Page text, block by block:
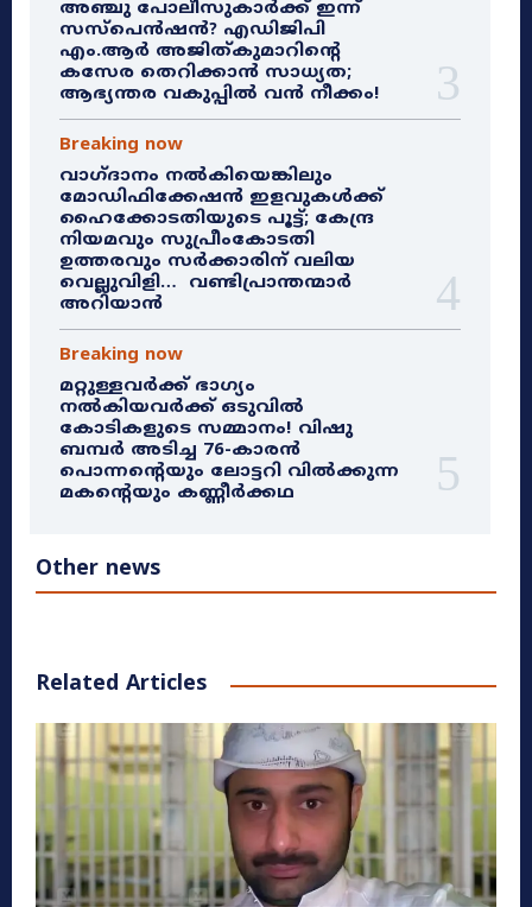
അഞ്ചു പോലീസുകാർക്ക് ഇന്ന്
സസ്‌പെൻഷൻ? എഡിജിപി
എം.ആർ അജിത്കുമാറിൻ്റെ
കസേര തെറിക്കാൻ സാധ്യത;
ആഭ്യന്തര വകുപ്പിൽ വൻ നീക്കം!
Breaking now
വാഗ്ദാനം നൽകിയെങ്കിലും
മോഡിഫിക്കേഷൻ ഇളവുകൾക്ക്
ഹൈക്കോടതിയുടെ പൂട്ട്; കേന്ദ്ര
നിയമവും സുപ്രീംകോടതി
ഉത്തരവും സർക്കാരിന് വലിയ
വെല്ലുവിളി… വണ്ടിപ്രാന്തന്മാർ
അറിയാൻ
Breaking now
മറ്റുള്ളവർക്ക് ഭാഗ്യം
നൽകിയവർക്ക് ഒടുവിൽ
കോടികളുടെ സമ്മാനം! വിഷു
ബമ്പർ അടിച്ച 76-കാരൻ
പൊന്നന്റെയും ലോട്ടറി വിൽക്കുന്ന
മകന്റെയും കണ്ണീർക്കഥ
Other news
Related Articles